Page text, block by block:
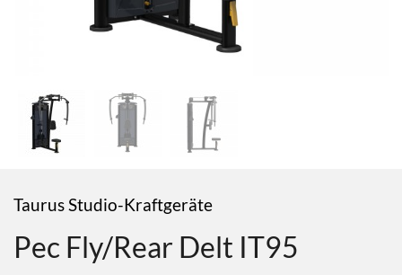
Taurus Studio-Kraftgeräte
Pec Fly/Rear Delt IT95